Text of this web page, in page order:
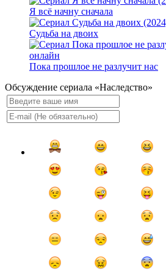
Я всё начну сначала
Судьба на двоих
Пока прошлое не разлучит нас
Обсуждение сериала «Наследство»